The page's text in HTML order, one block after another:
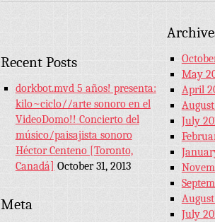
Recent Posts
dorkbot.mvd 5 años! presenta:
kilo~ciclo//arte sonoro en el
VideoDomo!! Concierto del
músico/paisajista sonoro
Héctor Centeno [Toronto,
Canadá] October 31, 2013
Meta
May
April
July
August
July